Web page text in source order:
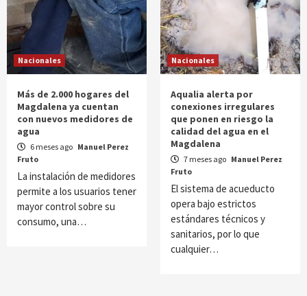
Nacionales
Más de 2.000 hogares del
Magdalena ya cuentan
con nuevos medidores de
agua
6 meses ago Manuel Perez
Fruto
La instalación de medidores
permite a los usuarios tener
mayor control sobre su
consumo, una…
Nacionales
Aqualia alerta por
conexiones irregulares
que ponen en riesgo la
calidad del agua en el
Magdalena
7 meses ago Manuel Perez
Fruto
El sistema de acueducto
opera bajo estrictos
estándares técnicos y
sanitarios, por lo que
cualquier…